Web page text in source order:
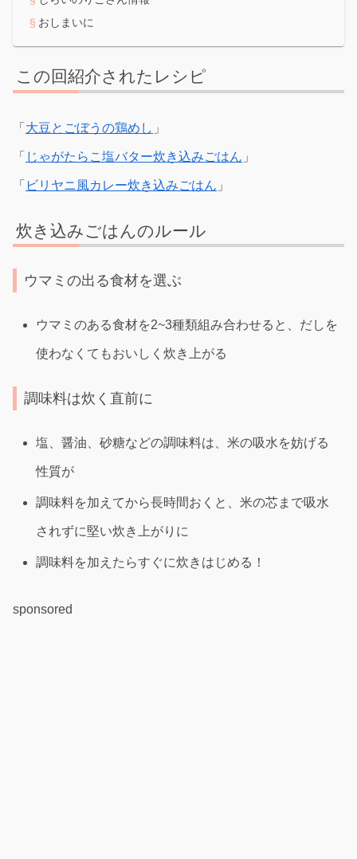
おしまいに
この回紹介されたレシピ
「 大豆とごぼうの鶏めし 」
「 じゃがたらこ塩バター炊き込みごはん 」
「 ビリヤニ風カレー炊き込みごはん 」
炊き込みごはんのルール
ウマミの出る食材を選ぶ
ウマミのある食材を2~3種類組み合わせると、だしを
使わなくてもおいしく炊き上がる
調味料は炊く直前に
塩、醤油、砂糖などの調味料は、米の吸水を妨げる
性質が
調味料を加えてから長時間おくと、米の芯まで吸水
されずに堅い炊き上がりに
調味料を加えたらすぐに炊きはじめる！
sponsored